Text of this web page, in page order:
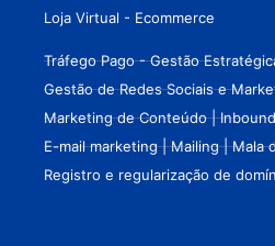
Loja Virtual - Ecommerce
Tráfego Pago - Gestão
Gestão de Redes Sociais e
Marketing de Conteúdo |
E-mail marketing | Mailing | Mala
Registro e regularização de